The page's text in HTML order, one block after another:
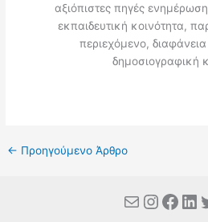
αξιόπιστες πηγές
εκπαιδευτική κοινότητα,
περιεχόμενο,
δημοσιογραφική
← Προηγούμενο Άρθρο
Mail